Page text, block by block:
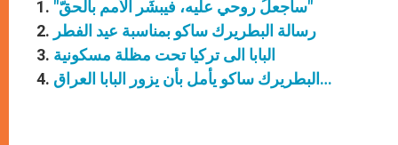
"سأجعلُ روحي عليه، فيبشِّر الأمم بالحقّ"
رسالة البطريرك ساكو بمناسبة عيد الفطر
البابا الى تركيا تحت مظلة مسكونية
البطريرك ساكو يأمل بأن يزور البابا العراق…